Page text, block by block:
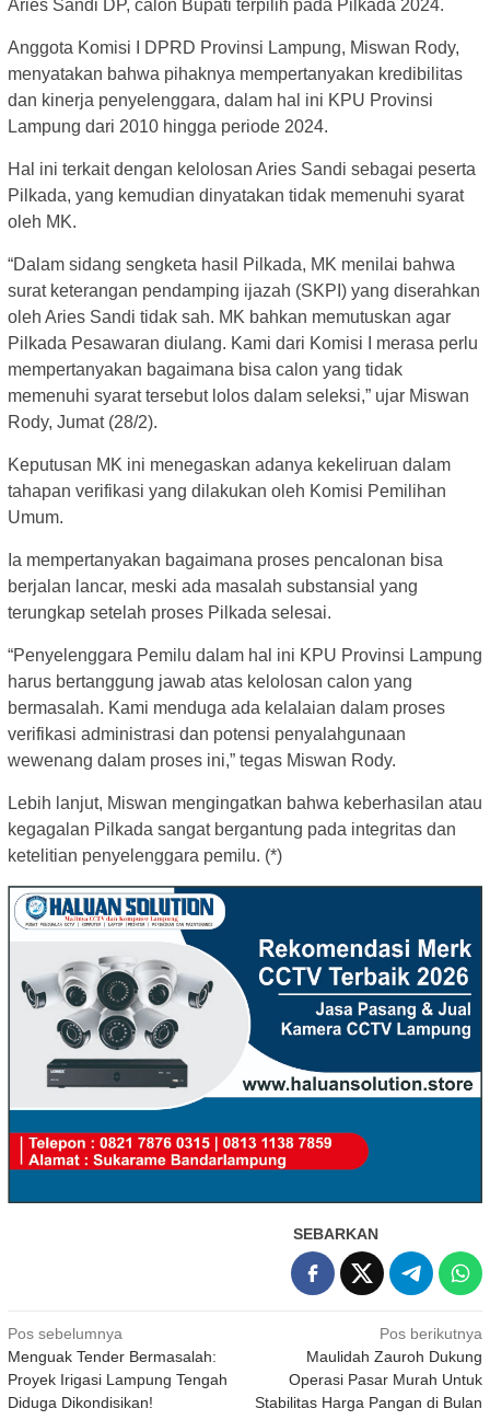
Aries Sandi DP, calon Bupati terpilih pada Pilkada 2024.
Anggota Komisi I DPRD Provinsi Lampung, Miswan Rody,
menyatakan bahwa pihaknya mempertanyakan kredibilitas
dan kinerja penyelenggara, dalam hal ini KPU Provinsi
Lampung dari 2010 hingga periode 2024.
Hal ini terkait dengan kelolosan Aries Sandi sebagai peserta
Pilkada, yang kemudian dinyatakan tidak memenuhi syarat
oleh MK.
“Dalam sidang sengketa hasil Pilkada, MK menilai bahwa
surat keterangan pendamping ijazah (SKPI) yang diserahkan
oleh Aries Sandi tidak sah. MK bahkan memutuskan agar
Pilkada Pesawaran diulang. Kami dari Komisi I merasa perlu
mempertanyakan bagaimana bisa calon yang tidak
memenuhi syarat tersebut lolos dalam seleksi,” ujar Miswan
Rody, Jumat (28/2).
Keputusan MK ini menegaskan adanya kekeliruan dalam
tahapan verifikasi yang dilakukan oleh Komisi Pemilihan
Umum.
Ia mempertanyakan bagaimana proses pencalonan bisa
berjalan lancar, meski ada masalah substansial yang
terungkap setelah proses Pilkada selesai.
“Penyelenggara Pemilu dalam hal ini KPU Provinsi Lampung
harus bertanggung jawab atas kelolosan calon yang
bermasalah. Kami menduga ada kelalaian dalam proses
verifikasi administrasi dan potensi penyalahgunaan
wewenang dalam proses ini,” tegas Miswan Rody.
Lebih lanjut, Miswan mengingatkan bahwa keberhasilan atau
kegagalan Pilkada sangat bergantung pada integritas dan
ketelitian penyelenggara pemilu. (*)
SEBARKAN
Navigasi
pos
Pos sebelumnya
Menguak Tender Bermasalah:
Proyek Irigasi Lampung Tengah
Diduga Dikondisikan!
Pos berikutnya
Maulidah Zauroh Dukung
Operasi Pasar Murah Untuk
Stabilitas Harga Pangan di Bulan